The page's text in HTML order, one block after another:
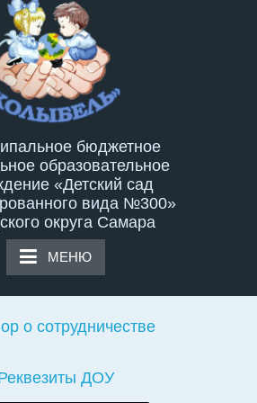
бюджетное
образовательное
«Детский сад
вида №300»
округа Самара
МЕНЮ
о сотрудничестве
ДОУ